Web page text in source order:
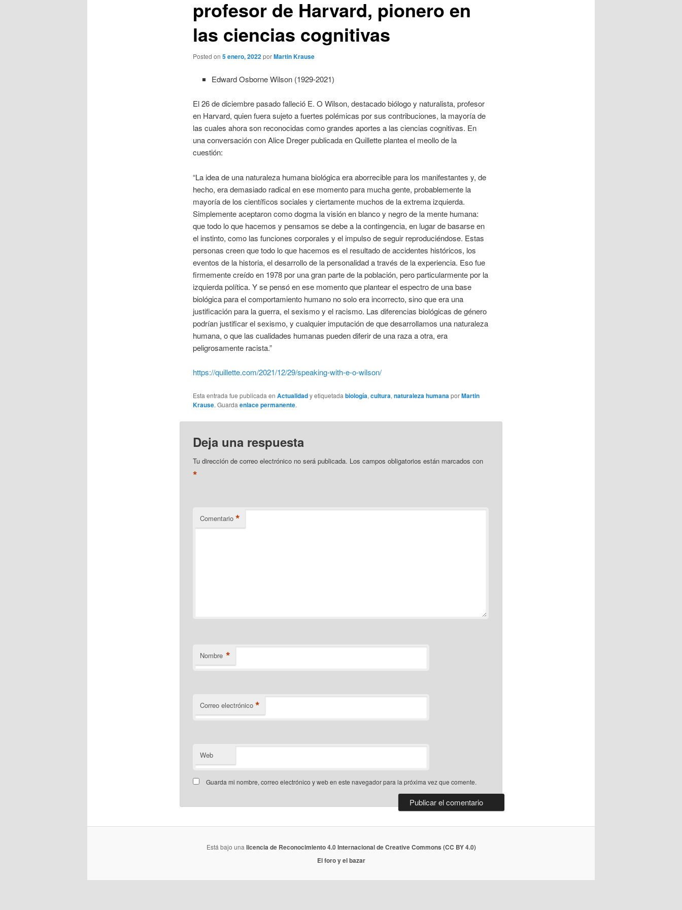
profesor de Harvard, pionero en
las ciencias cognitivas
Posted on 5 enero, 2022porMartin Krause
Edward Osborne Wilson (1929-2021)
El 26 de diciembre pasado falleció E. O Wilson, destacado biólogo y naturalista, profesor
en Harvard, quien fuera sujeto a fuertes polémicas por sus contribuciones, la mayoría de
las cuales ahora son reconocidas como grandes aportes a las ciencias cognitivas. En
una conversación con Alice Dreger publicada en Quillette plantea el meollo de la
cuestión:
“La idea de una naturaleza humana biológica era aborrecible para los manifestantes y, de
hecho, era demasiado radical en ese momento para mucha gente, probablemente la
mayoría de los científicos sociales y ciertamente muchos de la extrema izquierda.
Simplemente aceptaron como dogma la visión en blanco y negro de la mente humana:
que todo lo que hacemos y pensamos se debe a la contingencia, en lugar de basarse en
el instinto, como las funciones corporales y el impulso de seguir reproduciéndose. Estas
personas creen que todo lo que hacemos es el resultado de accidentes históricos, los
eventos de la historia, el desarrollo de la personalidad a través de la experiencia. Eso fue
firmemente creído en 1978 por una gran parte de la población, pero particularmente por la
izquierda política. Y se pensó en ese momento que plantear el espectro de una base
biológica para el comportamiento humano no solo era incorrecto, sino que era una
justificación para la guerra, el sexismo y el racismo. Las diferencias biológicas de género
podrían justificar el sexismo, y cualquier imputación de que desarrollamos una naturaleza
humana, o que las cualidades humanas pueden diferir de una raza a otra, era
peligrosamente racista.”
https://quillette.com/2021/12/29/speaking-with-e-o-wilson/
Esta entrada fue publicada en Actualidady etiquetada biología, cultura, naturaleza humanaporMartin
Krause. Guarda enlace permanente.
Deja una respuesta
Tu dirección de correo electrónico no será publicada. Los campos obligatorios están marcados con
*
Comentario *
Nombre *
Correo electrónico *
Web
Guarda mi nombre, correo electrónico y web en este navegador para la próxima vez que comente.
Está bajo una licencia de Reconocimiento 4.0 Internacional de Creative Commons (CC BY 4.0)
El foro y el bazar